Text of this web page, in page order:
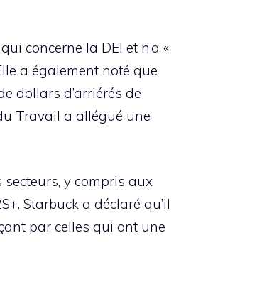
concerne la DEI et n’a «
a également noté que
dollars d’arriérés de
Travail a allégué une
secteurs, y compris aux
Starbuck a déclaré qu’il
par celles qui ont une